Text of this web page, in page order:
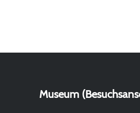
Museum